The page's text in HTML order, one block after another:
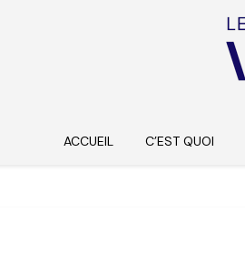
ACCUEIL C’EST QUOI